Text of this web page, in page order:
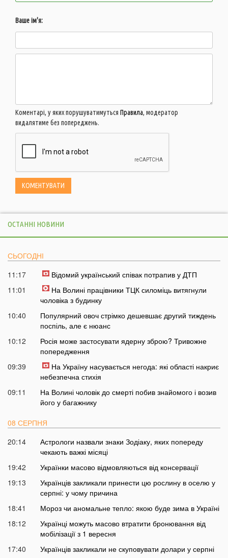
Ваше ім'я:
Коментарі, у яких порушуватимуться Правила, модератор
видалятиме без попереджень.
ОСТАННІ НОВИНИ
СЬОГОДНІ
11:17
Відомий український співак потрапив у ДТП
11:01
На Волині працівники ТЦК силоміць витягнули
чоловіка з будинку
10:40
Популярний овоч стрімко дешевшає другий тиждень
поспіль, але є нюанс
10:12
Росія може застосувати ядерну зброю? Тривожне
попередження
09:39
На Україну насувається негода: які області накриє
небезпечна стихія
09:11
На Волині чоловік до смерті побив знайомого і возив
його у багажнику
08 СЕРПНЯ
20:14
Астрологи назвали знаки Зодіаку, яких попереду
чекають важкі місяці
19:42
Українки масово відмовляються від консервації
19:13
Українців закликали принести цю рослину в оселю у
серпні: у чому причина
18:41
Мороз чи аномальне тепло: якою буде зима в Україні
18:12
Українці можуть масово втратити бронювання від
мобілізації з 1 вересня
17:40
Українців закликали не скуповувати долари у серпні